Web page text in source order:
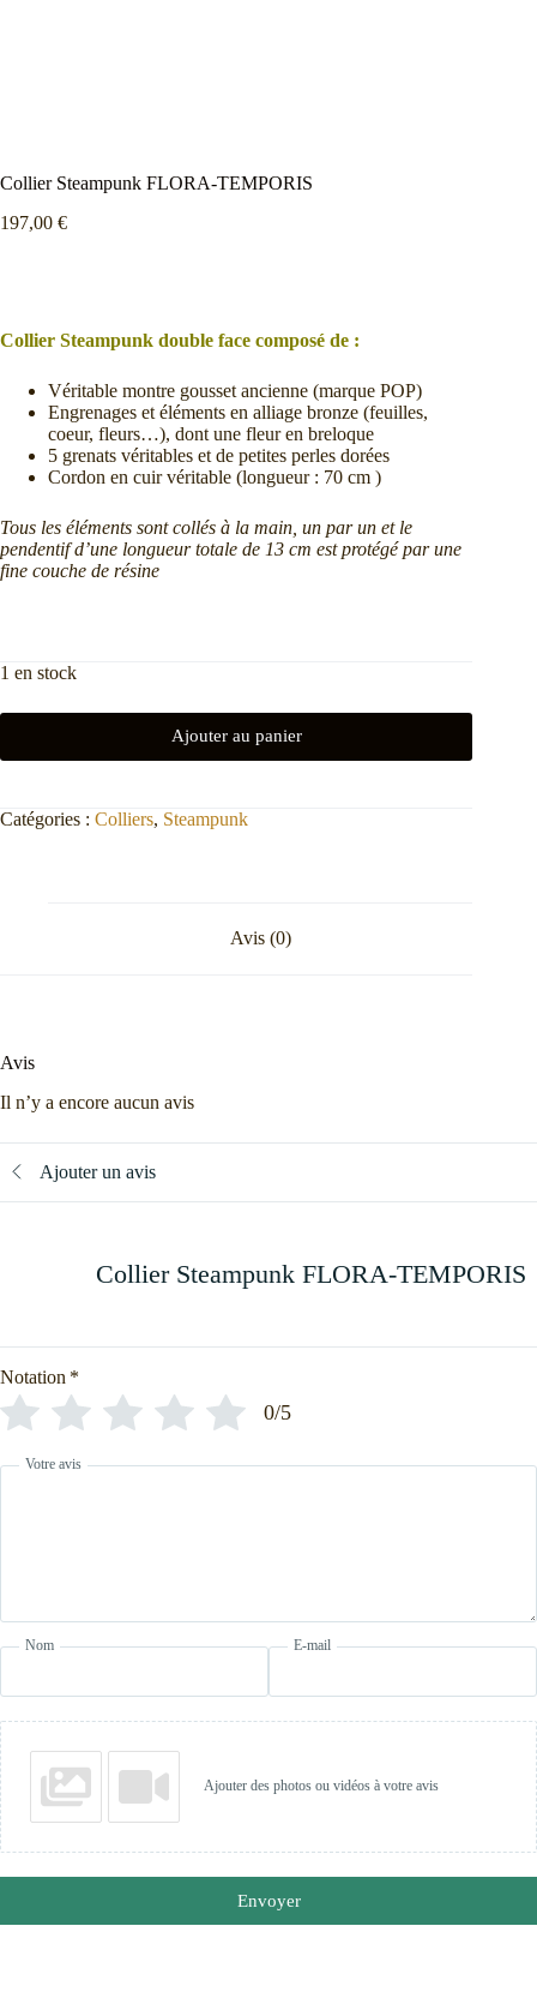
Collier Steampunk FLORA-TEMPORIS
197,00 €
Collier Steampunk double face composé de :
Véritable montre gousset ancienne (marque POP)
Engrenages et éléments en alliage bronze (feuilles,
coeur, fleurs…), dont une fleur en breloque
5 grenats véritables et de petites perles dorées
Cordon en cuir véritable (longueur : 70 cm )
Tous les éléments sont collés à la main, un par un et le
pendentif d’une longueur totale de 13 cm est protégé par une
fine couche de résine
1 en stock
Ajouter au panier
Catégories : Colliers, Steampunk
Avis (0)
Avis
Il n’y a encore aucun avis
Ajouter un avis
Collier Steampunk FLORA-TEMPORIS
Notation *
0/5
Votre avis
Nom E-mail
Ajouter des photos ou vidéos à votre avis
Envoyer